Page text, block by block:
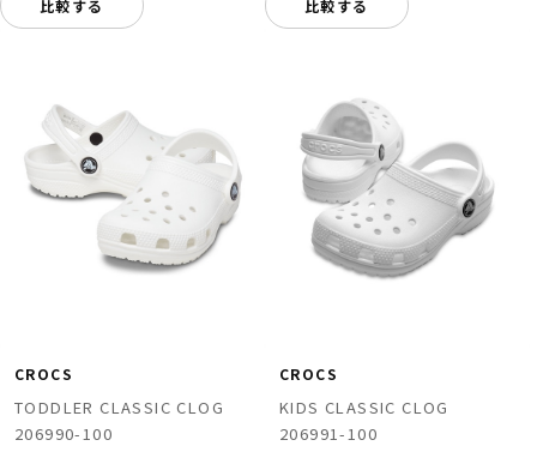
比較する 比較する
CROCS
TODDLER CLASSIC CLOG
206990-100
CROCS
KIDS CLASSIC CLOG
206991-100